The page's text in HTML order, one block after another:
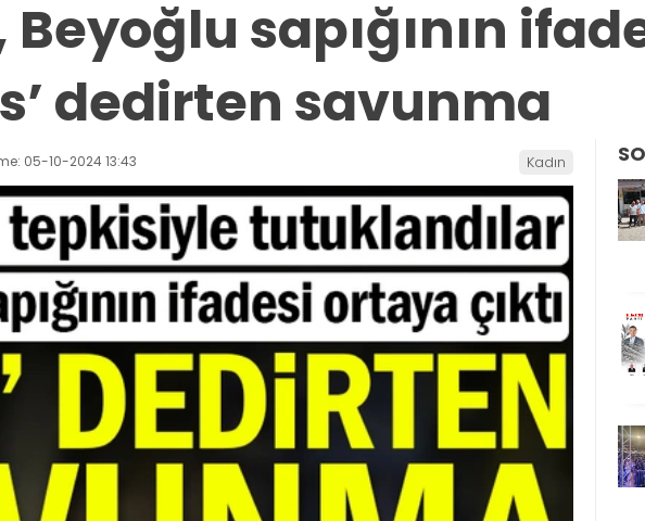
sapığının
dedirten savunma
05-10-2024 13:43 Kadın